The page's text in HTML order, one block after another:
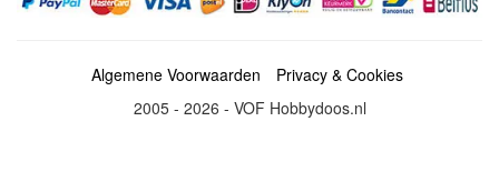
Algemene Voorwaarden
Privacy & Cookies
2005 - 2026 - VOF Hobbydoos.nl